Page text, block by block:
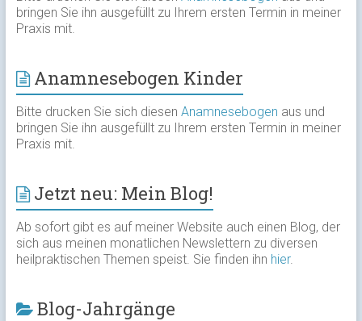
bringen Sie ihn ausgefüllt zu Ihrem ersten Termin in meiner
Praxis mit.
Anamnesebogen Kinder
Bitte drucken Sie sich diesen Anamnesebogen aus und
bringen Sie ihn ausgefüllt zu Ihrem ersten Termin in meiner
Praxis mit.
Jetzt neu: Mein Blog!
Ab sofort gibt es auf meiner Website auch einen Blog, der
sich aus meinen monatlichen Newslettern zu diversen
heilpraktischen Themen speist. Sie finden ihn hier.
Blog-Jahrgänge